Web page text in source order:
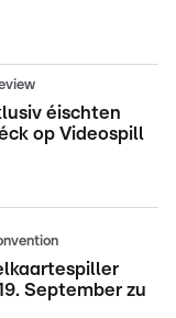
éischten
op Videospill
September zu